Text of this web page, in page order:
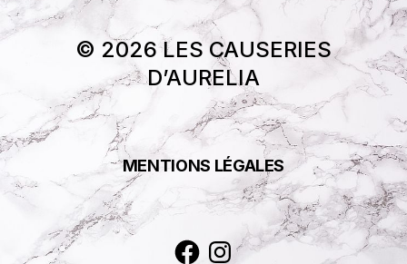
© 2026 LES CAUSERIES
D’AURELIA
MENTIONS LÉGALES
Facebook
Instagram